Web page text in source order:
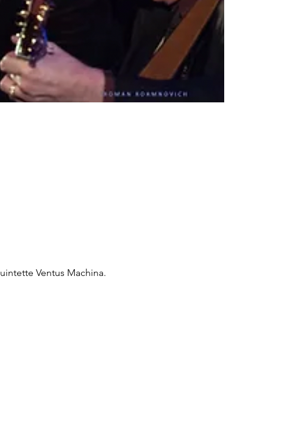
Ventus Machina.